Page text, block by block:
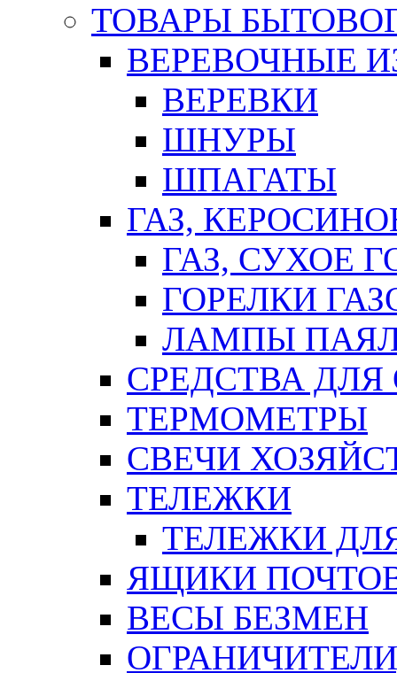
ТОВАРЫ
ВЕРЕВОЧНЫЕ
ВЕРЕВКИ
ШНУРЫ
ШПАГАТЫ
ГАЗ,
ГАЗ, СУХОЕ
ГОРЕЛКИ
ЛАМПЫ
СРЕДСТВА
ТЕРМОМЕТРЫ
СВЕЧИ
ТЕЛЕЖКИ
ТЕЛЕЖКИ
ЯЩИКИ
ВЕСЫ БЕЗМЕН